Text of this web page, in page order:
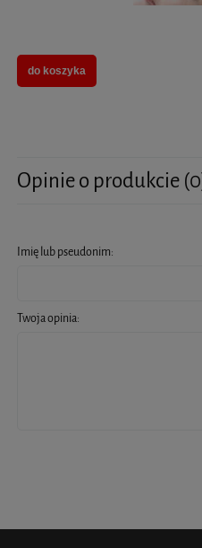
do koszyka
Opinie o produkcie
Imię lub pseudonim:
Twoja opinia: